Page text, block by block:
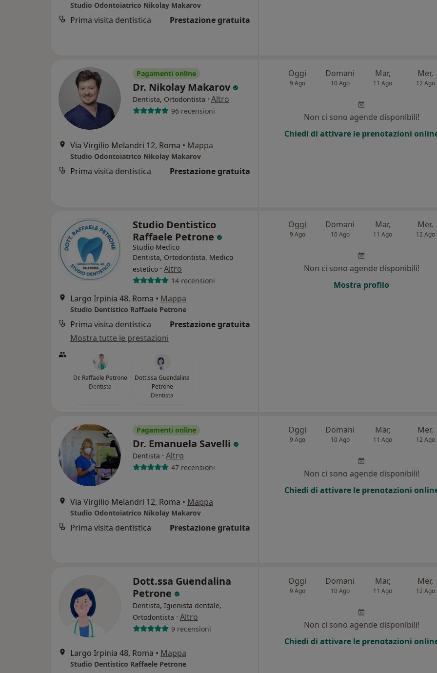
Studio Odontoiatrico Nikolay Makarov
Prima visita dentistica Prestazione gratuita
Pagamenti online
Dr. Nikolay Makarov
Dentista, Ortodontista · Altro
96 recensioni
Via Virgilio Melandri 12, Roma • Mappa
Studio Odontoiatrico Nikolay Makarov
Prima visita dentistica Prestazione gratuita
Oggi
9 Ago
Domani
10 Ago
Mar,
11 Ago
Mer,
12 Ago
Non ci sono agende disponibili!
Chiedi di attivare le prenotazioni
Studio Dentistico
Raffaele Petrone
Studio Medico
Dentista, Ortodontista, Medico
estetico · Altro
14 recensioni
Largo Irpinia 48, Roma • Mappa
Studio Dentistico Raffaele Petrone
Prima visita dentistica
Prestazione gratuita
Mostra tutte le prestazioni
Dr. Raffaele Petrone
Dentista
Dott.ssa Guendalina
Petrone
Dentista
Oggi
9 Ago
Domani
10 Ago
Mar,
11 Ago
Mer,
12 Ago
Non ci sono agende disponibili!
Mostra profilo
Pagamenti online
Dr. Emanuela Savelli
Dentista · Altro
47 recensioni
Via Virgilio Melandri 12, Roma • Mappa
Studio Odontoiatrico Nikolay Makarov
Prima visita dentistica Prestazione gratuita
Oggi
9 Ago
Domani
10 Ago
Mar,
11 Ago
Mer,
12 Ago
Non ci sono agende disponibili!
Chiedi di attivare le prenotazioni
Dott.ssa Guendalina
Petrone
Dentista, Igienista dentale,
Ortodontista · Altro
9 recensioni
Largo Irpinia 48, Roma • Mappa
Studio Dentistico Raffaele Petrone
Oggi
9 Ago
Domani
10 Ago
Mar,
11 Ago
Mer,
12 Ago
Non ci sono agende disponibili!
Chiedi di attivare le prenotazioni